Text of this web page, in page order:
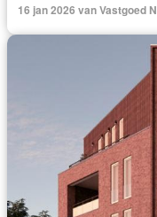
16 jan 2026 van Vastgoed